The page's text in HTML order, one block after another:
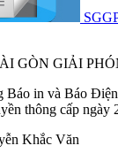
GÒN GIẢI
Báo in và Báo
thông cấp ngày
Khắc Văn